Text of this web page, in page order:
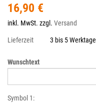
16,90 €
inkl. MwSt. zzgl. Versand
Lieferzeit 3 bis 5 Werktage
Wunschtext
Symbol 1: